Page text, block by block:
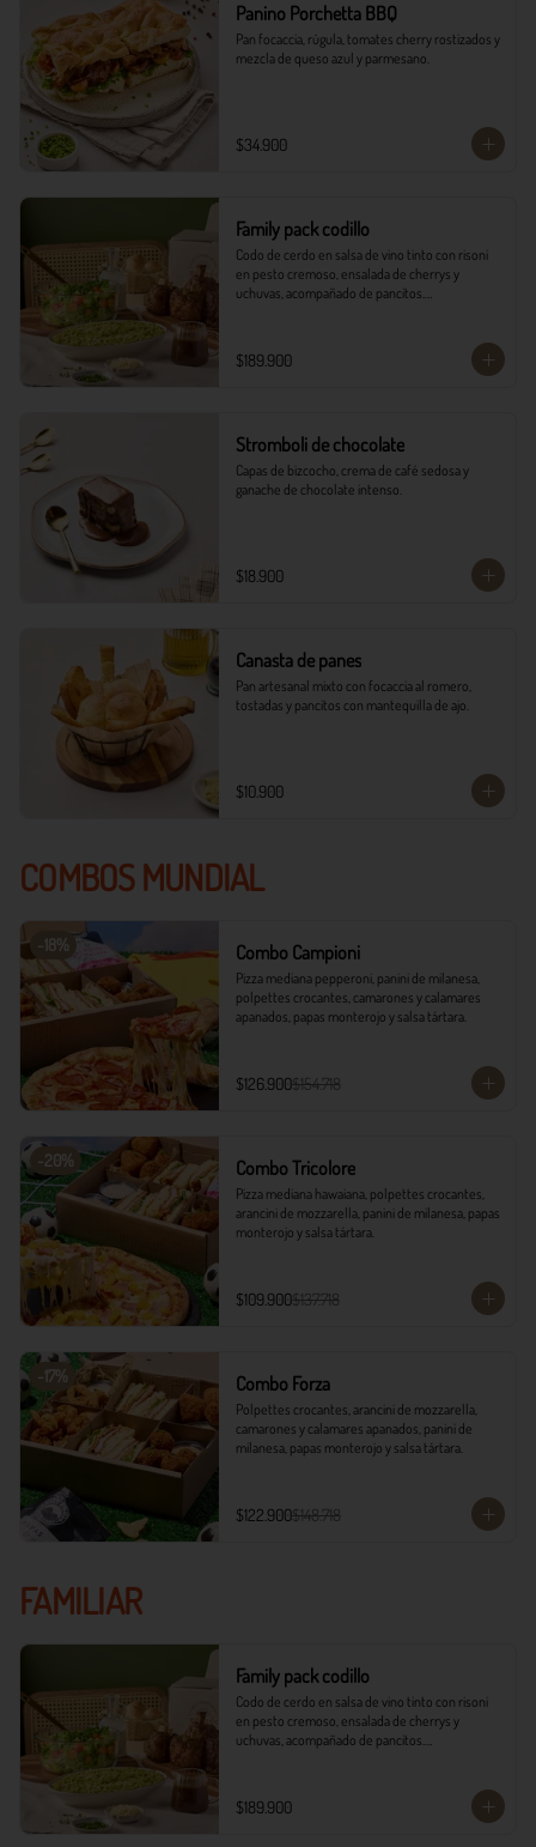
Panino Porchetta BBQ
Pan focaccia, rúgula, tomates cherry rostizados y
mezcla de queso azul y parmesano.
$34.900
Family pack codillo
Codo de cerdo en salsa de vino tinto con risoni
en pesto cremoso, ensalada de cherrys y
uchuvas, acompañado de pancitos.​​
- Risoni (Cantidad ideal para 4 personas)​
- Pancitos​
$189.900
Stromboli de chocolate
Capas de bizcocho, crema de café sedosa y
ganache de chocolate intenso.
$18.900
Canasta de panes
Pan artesanal mixto con focaccia al romero,
tostadas y pancitos con mantequilla de ajo.
$10.900
COMBOS MUNDIAL
-18% Combo Campioni
Pizza mediana pepperoni, panini de milanesa,
polpettes crocantes, camarones y calamares
apanados, papas monterojo y salsa tártara.
$126.900$154.718
-20% Combo Tricolore
Pizza mediana hawaiana, polpettes crocantes,
arancini de mozzarella, panini de milanesa, papas
monterojo y salsa tártara.
$109.900$137.718
-17% Combo Forza
Polpettes crocantes, arancini de mozzarella,
camarones y calamares apanados, panini de
milanesa, papas monterojo y salsa tártara.
$122.900$148.718
FAMILIAR
Family pack codillo
Codo de cerdo en salsa de vino tinto con risoni
en pesto cremoso, ensalada de cherrys y
uchuvas, acompañado de pancitos.​​
- Risoni (Cantidad ideal para 4 personas)​
- Pancitos​
$189.900